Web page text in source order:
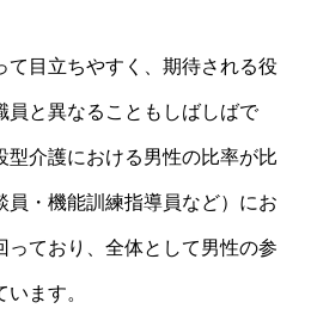
て目立ちやすく、期待される役
員と異なることもしばしばで
型介護における男性の比率が比
員・機能訓練指導員など）にお
っており、全体として男性の参
ます。